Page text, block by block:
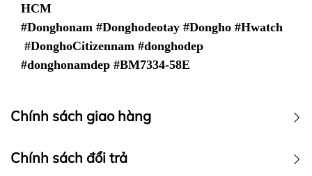
HCM
#Donghonam #Donghodeotay #Dongho #Hwatch
#DonghoCitizennam #donghodep
#donghonamdep #BM7334-58E
Chính sách giao hàng
Chính sách vận chuyển
Chính sách đổi trả